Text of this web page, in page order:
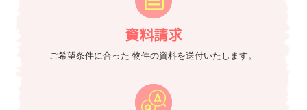
資料請求
ご希望条件に合った 物件の資料を送付いたします。